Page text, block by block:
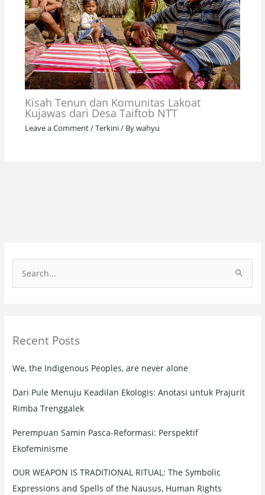
Kisah Tenun dan Komunitas Lakoat
Kujawas dari Desa Taiftob NTT
Leave a Comment/Terkini/ Bywahyu
e
c
f
o
r
Recent Posts
We, the Indigenous Peoples, are never alone
Dari Pule Menuju Keadilan Ekologis: Anotasi untuk Prajurit
Rimba Trenggalek
Perempuan Samin Pasca-Reformasi: Perspektif
Ekofeminisme
OUR WEAPON IS TRADITIONAL RITUAL: The Symbolic
Expressions and Spells of the Nausus, Human Rights